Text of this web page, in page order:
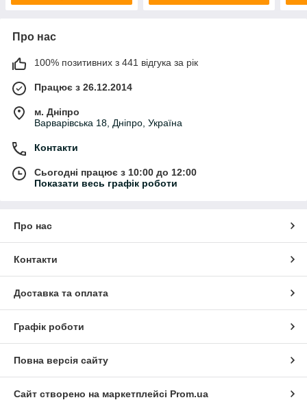
Про нас
100% позитивних з 441 відгука за рік
Працює з 26.12.2014
м. Дніпро
Варварівська 18, Дніпро, Україна
Контакти
Сьогодні працює з 10:00 до 12:00
Показати весь графік роботи
Про нас
Контакти
Доставка та оплата
Графік роботи
Повна версія сайту
Сайт створено на маркетплейсі Prom.ua